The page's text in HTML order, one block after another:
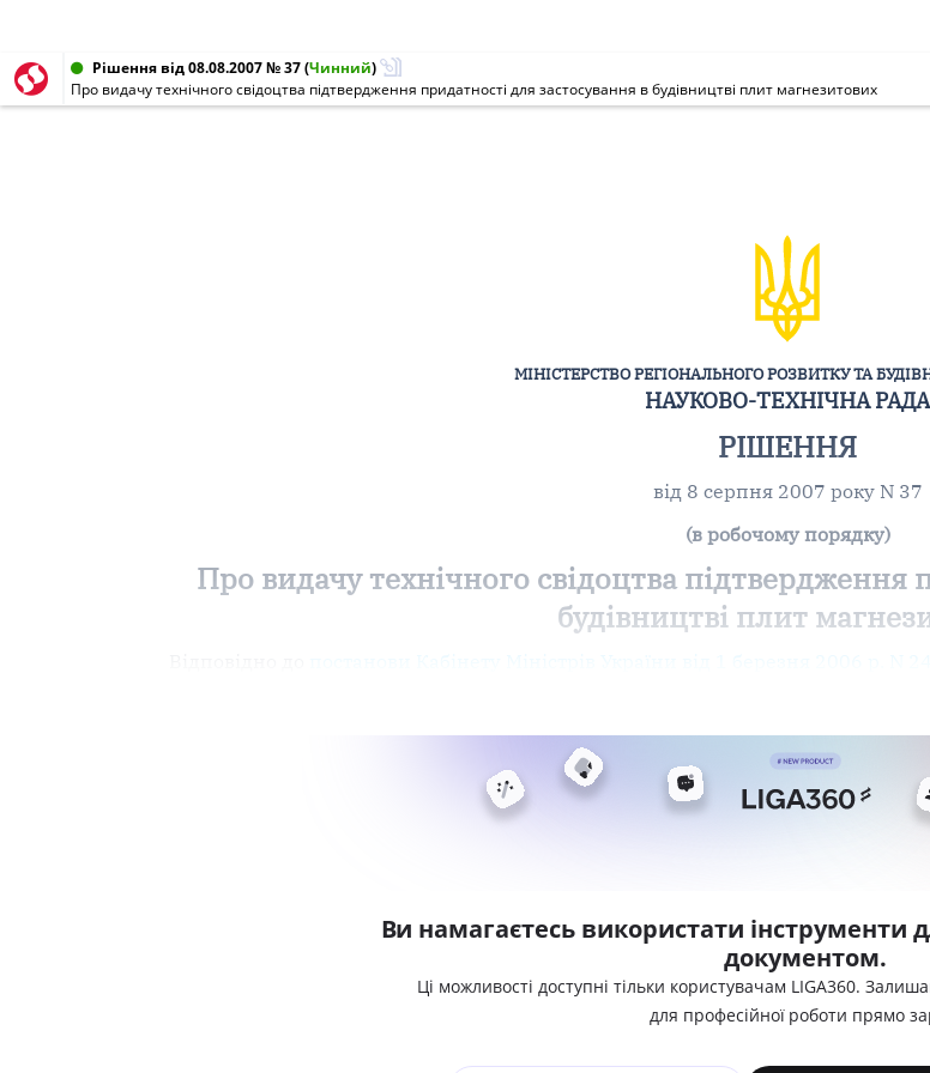
Рішення від 08.08.2007 № 37(Чинний)
Про видачу технічного свідоцтва підтвердження придатності для застосування в будівництві плит магнезитових
МІНІСТЕРСТВО РЕГІОНАЛЬНОГО РОЗВИТКУ ТА
НАУКОВО-ТЕХНІЧНА РАДА
РІШЕННЯ
від 8 серпня 2007 року N 37
(в робочому порядку)
Про видачу технічного свідоцтва підтвердження
будівництві плит
Ви намагаєтесь використати інструменти
документом.
Ці можливості доступні тільки користувачам LIGA360.
для професійної роботи прямо